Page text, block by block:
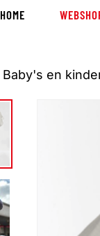
HOME
Baby's en